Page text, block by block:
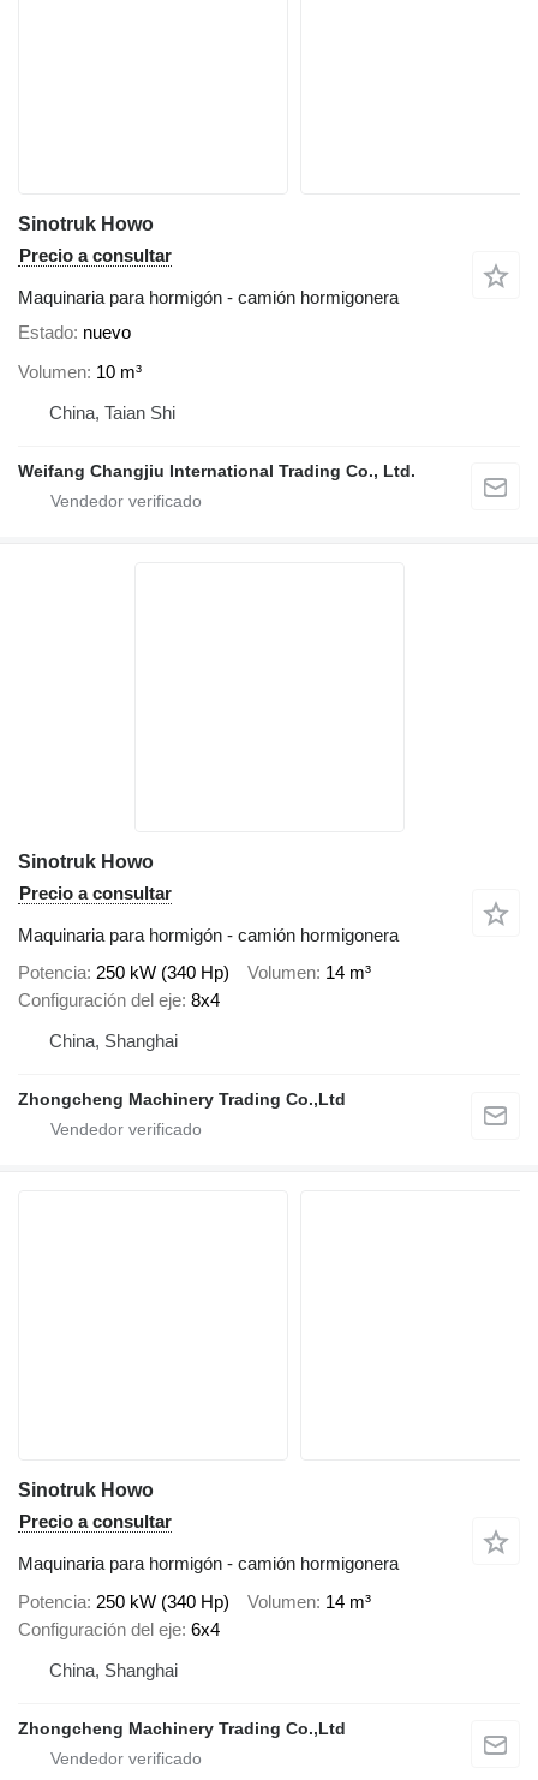
Sinotruk Howo
Precio a consultar
Maquinaria para hormigón - camión hormigonera
Estado nuevo
Volumen 10 m³
China, Taian Shi
Weifang Changjiu International Trading Co., Ltd.
Sinotruk Howo
Precio a consultar
Maquinaria para hormigón - camión hormigonera
Potencia 250 kW (340 Hp) Volumen 14 m³
Configuración del eje 8x4
China, Shanghai
Zhongcheng Machinery Trading Co.,Ltd
Sinotruk Howo
Precio a consultar
Maquinaria para hormigón - camión hormigonera
Potencia 250 kW (340 Hp) Volumen 14 m³
Configuración del eje 6x4
China, Shanghai
Zhongcheng Machinery Trading Co.,Ltd